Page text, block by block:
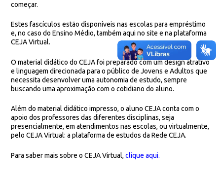
começar.
Estes fascículos estão disponíveis nas escolas para empréstimo
e, no caso do Ensino Médio, também aqui no site e na plataforma
CEJA Virtual.
O material didático do CEJA foi preparado com um design atrativo
e linguagem direcionada para o público de Jovens e Adultos que
necessita desenvolver uma autonomia de estudo, sempre
buscando uma aproximação com o cotidiano do aluno.
Além do material didático impresso, o aluno CEJA conta com o
apoio dos professores das diferentes disciplinas, seja
presencialmente, em atendimentos nas escolas, ou virtualmente,
pelo CEJA Virtual: a plataforma de estudos da Rede CEJA.
Para saber mais sobre o CEJA Virtual,clique aqui.